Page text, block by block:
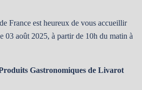
France est heureux de vous accueillir
03 août 2025, à partir de 10h du matin à
Gastronomiques de Livarot